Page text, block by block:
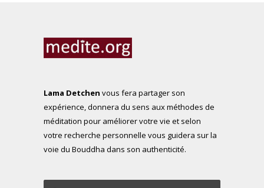
Lama Detchen vous fera partager son
expérience, donnera du sens aux méthodes de
méditation pour améliorer votre vie et selon
votre recherche personnelle vous guidera sur la
voie du Bouddha dans son authenticité.